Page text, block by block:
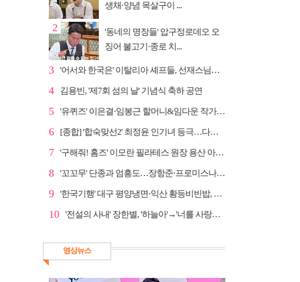
생채·양념 목살구이 ...
2
'동네의 명장들' 압구정로데오 오
징어 불고기·종로 치...
3 '어서와 한국은' 이탈리아 셰프들, 선재스님→라연 차도...
4 김용빈, '제7회 섬의 날' 기념식 축하 공연
5 '유퀴즈' 이은결·임봉근 할머니&임다운 작가·이승철, '...
6 [종합] '합숙맞선2' 최정윤 인기녀 등극…다음주 마지막...
7 '구해줘! 홈즈' 이모란 필라테스 원장 용산 아파트 방...
8 '꼬꼬무' 단종과 엄흥도…장항준·프로미스나인 이채영·...
9 '한국기행' 대구 평양냉면·익산 황등비빈밥, 백년 식당...
10 '전설의 사내' 장한별, '하늘아'→'너를 사랑하고도' 명...
영상뉴스